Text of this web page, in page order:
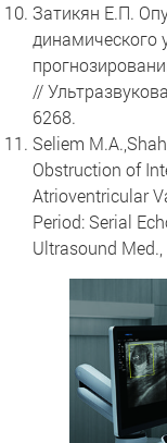
Затикян Е.П.
динамического
//
6268.
Seliem
Obstruction of
Atrioventricular
Period: Serial
Ultrasound